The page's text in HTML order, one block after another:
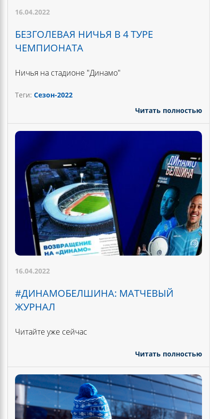
16.04.2022
БЕЗГОЛЕВАЯ НИЧЬЯ В 4 ТУРЕ
ЧЕМПИОНАТА
Ничья на стадионе "Динамо"
Теги: Сезон-2022
Читать полностью
16.04.2022
#ДИНАМОБЕЛШИНА: МАТЧЕВЫЙ
ЖУРНАЛ
Читайте уже сейчас
Читать полностью